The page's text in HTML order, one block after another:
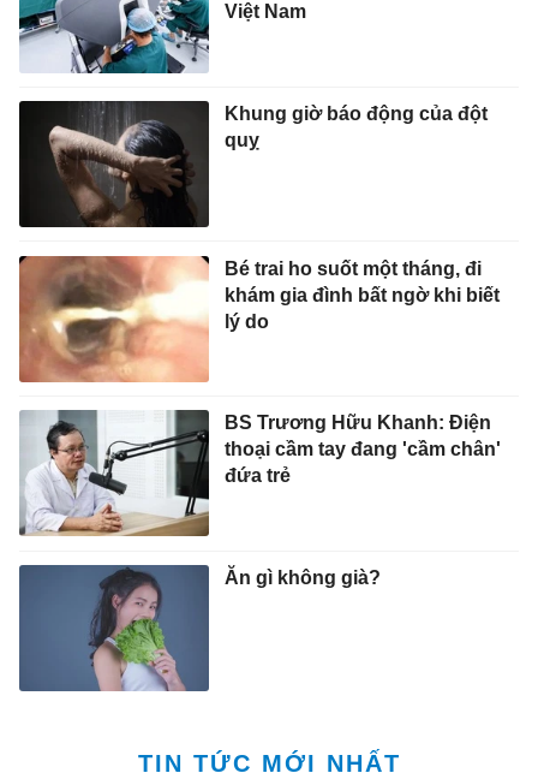
Việt Nam
Khung giờ báo động của đột
quỵ
Bé trai ho suốt một tháng, đi
khám gia đình bất ngờ khi biết
lý do
BS Trương Hữu Khanh: Điện
thoại cầm tay đang 'cầm chân'
đứa trẻ
Ăn gì không già?
TIN TỨC MỚI NHẤT